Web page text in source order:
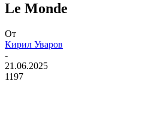
Le Monde
От
Кирил Уваров
-
21.06.2025
1197